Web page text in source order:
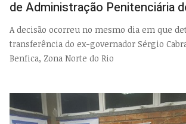
de Administração Penitenciária
A decisão ocorreu no mesmo dia em que
transferência do ex-governador Sérgio
Benfica, Zona Norte do Rio